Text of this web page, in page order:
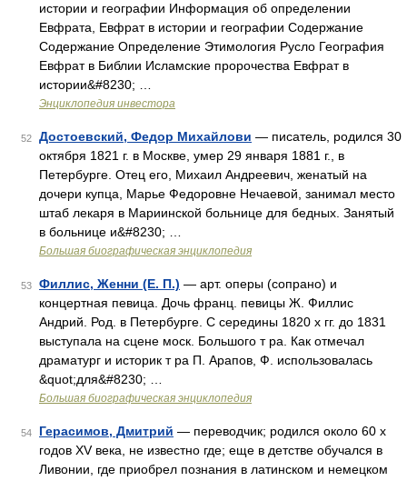
истории и географии Информация об определении
Евфрата, Евфрат в истории и географии Содержание
Содержание Определение Этимология Русло География
Евфрат в Библии Исламские пророчества Евфрат в
истории&#8230; …
Энциклопедия инвестора
52 Достоевский, Федор Михайлови — писатель, родился 30
октября 1821 г. в Москве, умер 29 января 1881 г., в
Петербурге. Отец его, Михаил Андреевич, женатый на
дочери купца, Марье Федоровне Нечаевой, занимал место
штаб лекаря в Мариинской больнице для бедных. Занятый
в больнице и&#8230; …
Большая биографическая энциклопедия
53 Филлис, Женни (Е. П.) — арт. оперы (сопрано) и
концертная певица. Дочь франц. певицы Ж. Филлис
Андрий. Род. в Петербурге. С середины 1820 х гг. до 1831
выступала на сцене моcк. Большого т ра. Как отмечал
драматург и историк т ра П. Арапов, Ф. использовалась
&quot;для&#8230; …
Большая биографическая энциклопедия
54 Герасимов, Дмитрий — переводчик; родился около 60 х
годов XV века, не известно где; еще в детстве обучался в
Ливонии, где приобрел познания в латинском и немецком